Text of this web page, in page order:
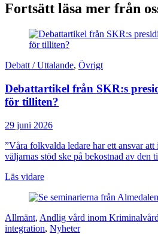
Fortsätt läsa mer från
Debatt / Uttalande, Övrigt
Debattartikel från SKR:s
för tilliten?
29 juni 2026
”Våra folkvalda ledare har ett ansvar att
väljarnas stöd ske på bekostnad av den
Läs vidare
Allmänt, Andlig vård inom
integration, Nyheter